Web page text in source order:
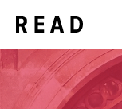
Inhalt
springen